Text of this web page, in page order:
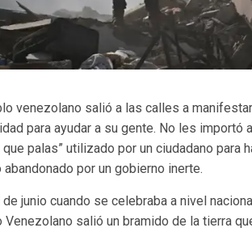
venezolano salió a las calles a
para ayudar a su gente. No les importó
palas” utilizado por un ciudadano para
abandonado por un gobierno inerte.
de junio cuando se celebraba a nivel
Venezolano salió un bramido de la tierra